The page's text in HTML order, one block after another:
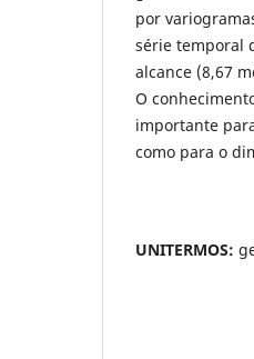
por
série temporal
alcance (8,67
O
importante
como para o
UNITERMOS: